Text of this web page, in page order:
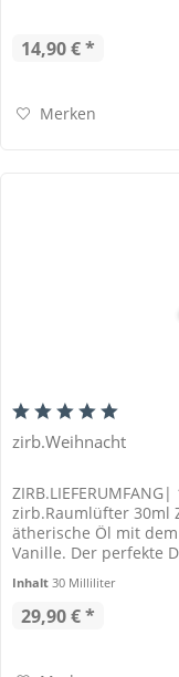
14,90 € *
Merken
zirb.Weihnacht
zirb.Raumlüfter 30ml
ätherische Öl mit
Vanille. Der perfekte
Inhalt 30 Milliliter
29,90 € *